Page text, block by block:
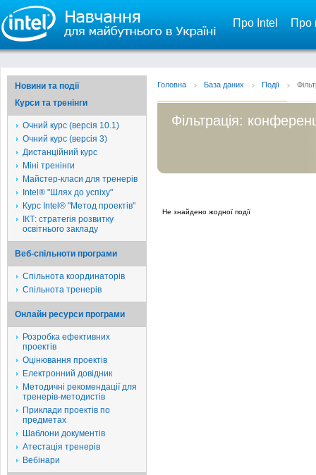
Про Intel Про
Новини та події
Курси та тренінги
Очний курс (версія 10.1)
Очний курс (версія 3)
Дистанційний курс
Міні тренінги
Майстер-класи для тренерів
Intel® "Шлях до успіху"
Курс Intel® "Метод проектів"
ІКТ: стратегія розвитку
освітнього закладу
Веб-спільноти програми
Спільнота координаторів
Спільнота тренерів
Онлайн ресурси програми
Розробка ефективних
проектів
Оцінювання проектів
Електронний довідник
Методичні рекомендації для
тренерів-методистів
Приклади проектів по
предметах
Шаблони документів
Атестація тренерів
Вебінари
Головна База даних Події
Фільтрація:
Не знайдено жодної події